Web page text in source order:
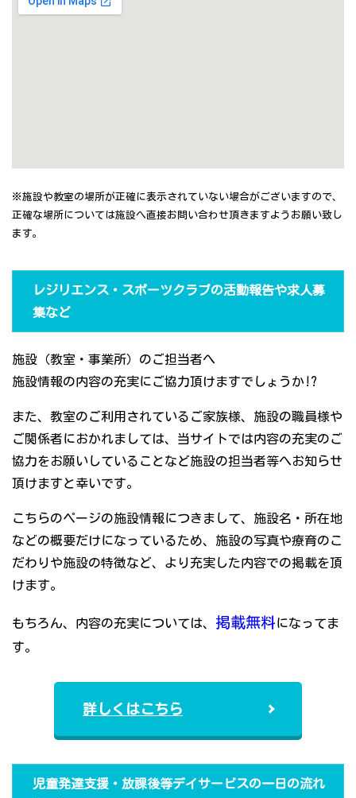
※施設や教室の場所が正確に表示されていない場合がございますので、
正確な場所については施設へ直接お問い合わせ頂きますようお願い致し
ます。
レジリエンス・スポーツクラブの活動報告や求人募
集など
施設（教室・事業所）のご担当者へ
施設情報の内容の充実にご協力頂けますでしょうか!?
また、教室のご利用されているご家族様、施設の職員様や
ご関係者におかれましては、当サイトでは内容の充実のご
協力をお願いしていることなど施設の担当者等へお知らせ
頂けますと幸いです。
こちらのページの施設情報につきまして、施設名・所在地
などの概要だけになっているため、施設の写真や療育のこ
だわりや施設の特徴など、より充実した内容での掲載を頂
けます。
もちろん、内容の充実については、 掲載無料になってま
す。
詳しくはこちら
児童発達支援・放課後等デイサービスの一日の流れ